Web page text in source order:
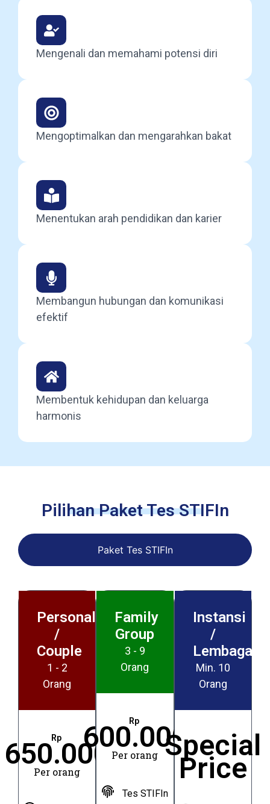
Mengenali dan memahami potensi diri
Mengoptimalkan dan mengarahkan bakat
Menentukan arah pendidikan dan karier
Membangun hubungan dan komunikasi
efektif
Membentuk kehidupan dan keluarga
harmonis
Pilihan Paket Tes STIFIn
Paket Tes STIFIn
Personal
/
Couple
1 - 2
Orang
Rp
650.000
Per orang
Family
Group
3 - 9
Orang
Rp
600.000
Per orang
Tes STIFIn
Instansi
/
Lembaga
Min. 10
Orang
Special
Price